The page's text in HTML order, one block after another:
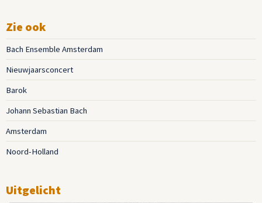
Zie ook
Bach Ensemble Amsterdam
Nieuwjaarsconcert
Barok
Johann Sebastian Bach
Amsterdam
Noord-Holland
Uitgelicht